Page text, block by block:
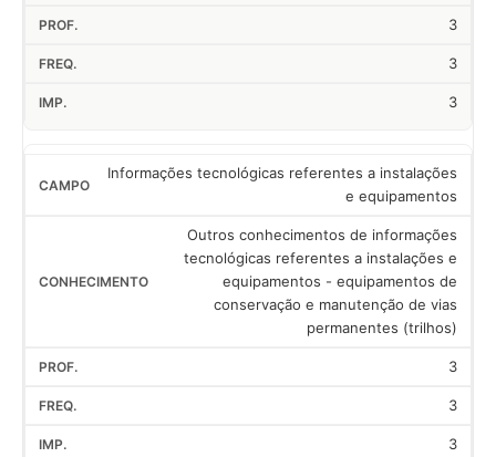
3
3
3
Informações tecnológicas referentes a instalações
e equipamentos
Outros conhecimentos de informações
tecnológicas referentes a instalações e
equipamentos - equipamentos de
conservação e manutenção de vias
permanentes (trilhos)
3
3
3